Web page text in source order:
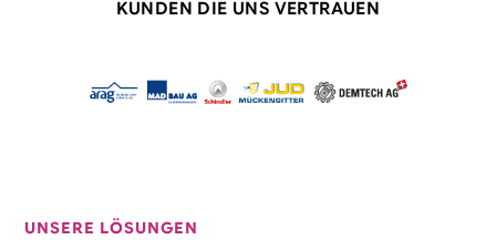
KUNDEN DIE UNS VERTRAUEN
UNSERE LÖSUNGEN